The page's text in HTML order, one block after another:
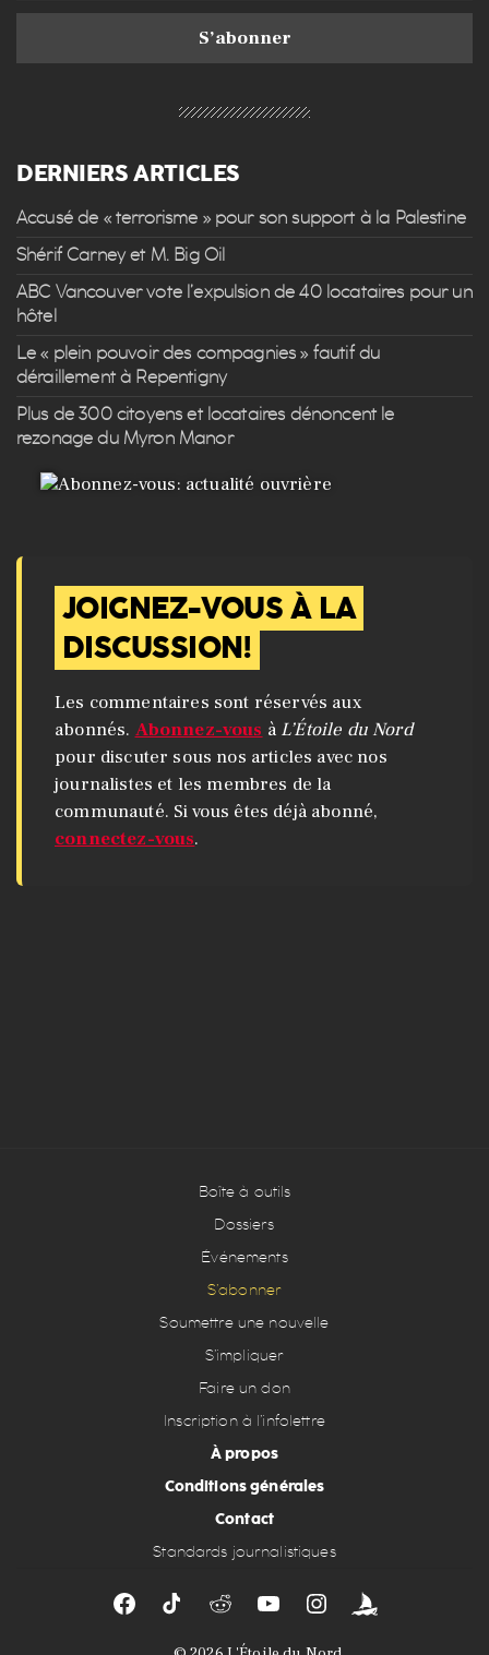
DERNIERS ARTICLES
Accusé de « terrorisme » pour son support à la Palestine
Shérif Carney et M. Big Oil
ABC Vancouver vote l’expulsion de 40 locataires pour un
hôtel
Le « plein pouvoir des compagnies » fautif du
déraillement à Repentigny
Plus de 300 citoyens et locataires dénoncent le
rezonage du Myron Manor
JOIGNEZ-VOUS À LA
DISCUSSION!
Les commentaires sont réservés aux
abonnés. Abonnez-vous à L’Étoile du Nord
pour discuter sous nos articles avec nos
journalistes et les membres de la
communauté. Si vous êtes déjà abonné,
connectez-vous.
Boîte à outils
Dossiers
Événements
S’abonner
Soumettre une nouvelle
S’impliquer
Faire un don
Inscription à l’infolettre
À propos
Conditions générales
Contact
Standards journalistiques